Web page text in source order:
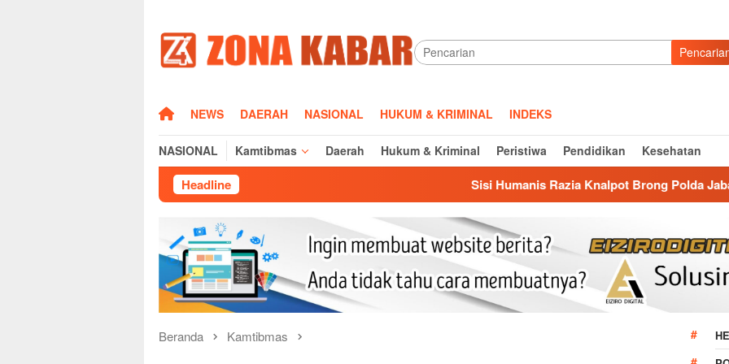
konten
HOMENEWS DAERAH NASIONAL HUKUM & KRIMINAL INDEKS
NASIONAL Kamtibmas Daerah Hukum & Kriminal Peristiwa Pendidikan Kesehatan
Headline Sisi Humanis Razia Knalpot Brong Polda Jabar: Edukasi
Beranda Kamtibmas